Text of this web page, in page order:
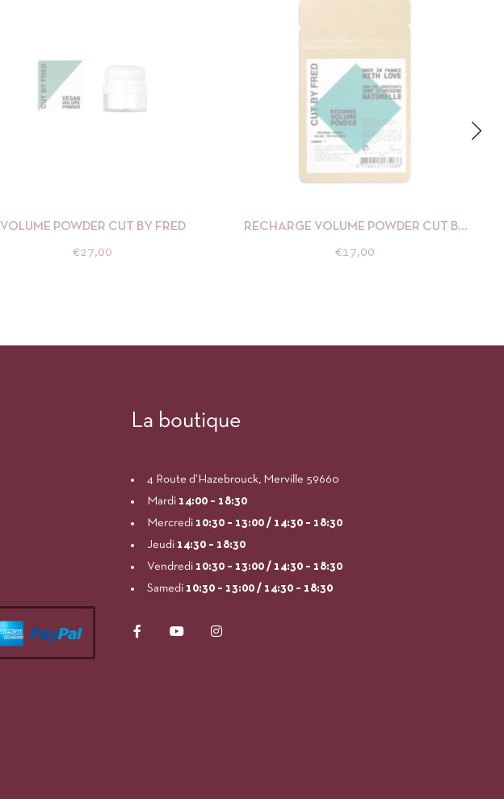
VOLUME POWDER CUT BY FRED
€27,00
APERÇU AJOUTER AU PANIER
RECHARGE VOLUME POWDER CUT BY
€17,00
La boutique
4 Route d’Hazebrouck, Merville 59660
Mardi 14:00– 18:30
Mercredi 10:30 – 13:00 / 14:30 – 18:30
Jeudi 14:30 – 18:30
Vendredi10:30 – 13:00 / 14:30 – 18:30
Samedi 10:30 – 13:00 / 14:30 – 18:30